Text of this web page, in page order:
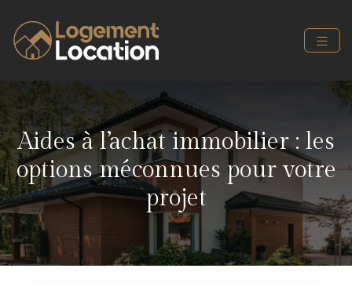
Aides à l’achat immobilier : les
options méconnues pour votre
projet